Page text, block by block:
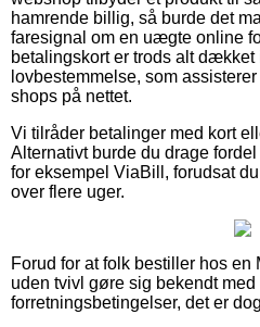
hamrende billig, så burde det
faresignal om en uægte online
betalingskort er trods alt dækket
lovbestemmelse, som
shops på nettet.
Vi tilråder betalinger med kort
Alternativt burde du drage
for eksempel ViaBill, forudsat
over flere uger.
Forud for at folk bestiller hos en
uden tvivl gøre sig bekendt
forretningsbetingelser, det er